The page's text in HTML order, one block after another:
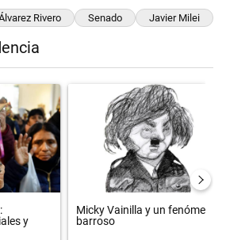
Rivero Senado Javier Milei
con el título "San Cayetano 2026:
y
Un artículo de tendencia con
Micky Vainilla y un fenómeno
barroso